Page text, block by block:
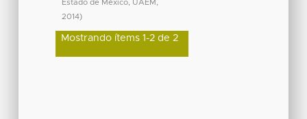
Estado de México, UAEM
2014)
Mostrando ítems 1-2 de 2